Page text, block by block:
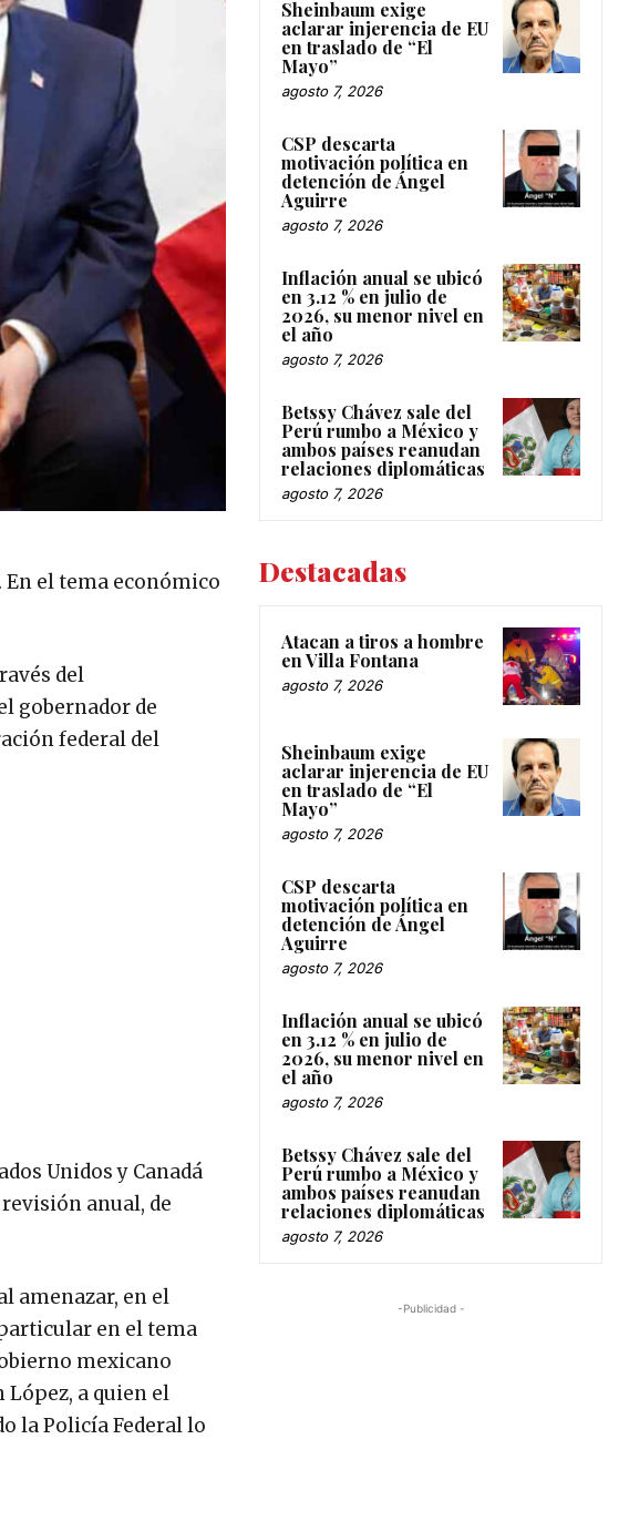
En el tema económico
del
gobernador de
federal del
Unidos y Canadá
anual, de
amenazar, en el
en el tema
mexicano
a quien el
la Policía Federal lo
Sheinbaum exige
aclarar injerencia de EU
en traslado de “El
Mayo”
agosto 7, 2026
CSP descarta
motivación política en
detención de Ángel
Aguirre
agosto 7, 2026
Inflación anual se ubicó
en 3.12 % en julio de
2026, su menor nivel en
el año
agosto 7, 2026
Betssy Chávez sale del
Perú rumbo a México y
ambos países reanudan
relaciones diplomáticas
agosto 7, 2026
Destacadas
Atacan a tiros a hombre
en Villa Fontana
agosto 7, 2026
Sheinbaum exige
aclarar injerencia de EU
en traslado de “El
Mayo”
agosto 7, 2026
CSP descarta
motivación política en
detención de Ángel
Aguirre
agosto 7, 2026
Inflación anual se ubicó
en 3.12 % en julio de
2026, su menor nivel en
el año
agosto 7, 2026
Betssy Chávez sale del
Perú rumbo a México y
ambos países reanudan
relaciones diplomáticas
agosto 7, 2026
-Publicidad -